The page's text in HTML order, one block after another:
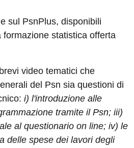
sul PsnPlus, disponibili
statistica offerta
video tematici che
del Psn sia questioni di
i) l'introduzione alle
tramite il Psn; iii)
al questionario on line; iv) le
delle spese dei lavori degli